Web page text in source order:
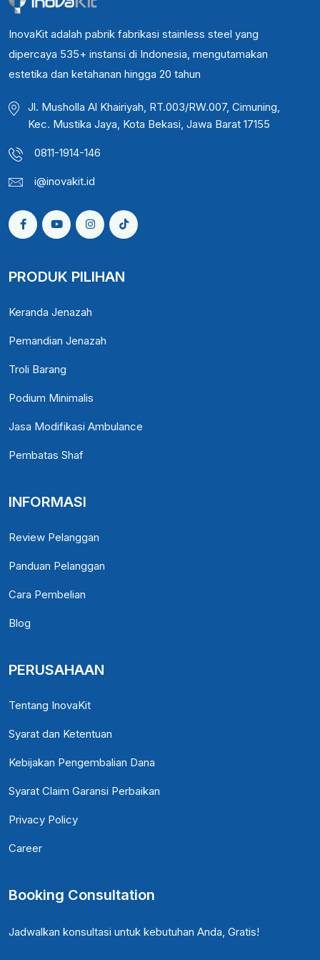
InovaKit adalah pabrik fabrikasi stainless steel yang
dipercaya 535+ instansi di Indonesia, mengutamakan
estetika dan ketahanan hingga 20 tahun
Jl. Musholla Al Khairiyah, RT.003/RW.007, Cimuning,
Kec. Mustika Jaya, Kota Bekasi, Jawa Barat 17155
0811-1914-146
i@inovakit.id
PRODUK PILIHAN
Keranda Jenazah
Pemandian Jenazah
Troli Barang
Podium Minimalis
Jasa Modifikasi Ambulance
Pembatas Shaf
INFORMASI
Review Pelanggan
Panduan Pelanggan
Cara Pembelian
Blog
PERUSAHAAN
Tentang InovaKit
Syarat dan Ketentuan
Kebijakan Pengembalian Dana
Syarat Claim Garansi Perbaikan
Privacy Policy
Career
Booking Consultation
Jadwalkan konsultasi untuk kebutuhan Anda, Gratis!